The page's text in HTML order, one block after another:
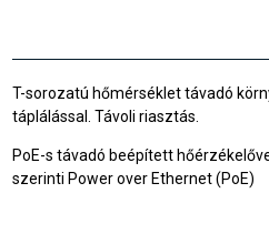
T-sorozatú hőmérséklet távadó
táplálással. Távoli riasztás.
PoE-s távadó beépített
szerinti Power over Ethernet (PoE)